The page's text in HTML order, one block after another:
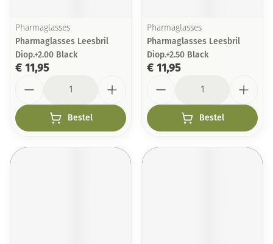
Pharmaglasses
Pharmaglasses Leesbril
Diop.+2.00 Black
€ 11,95
Bestel
Pharmaglasses
Pharmaglasses Leesbril
Diop.+2.50 Black
€ 11,95
Bestel